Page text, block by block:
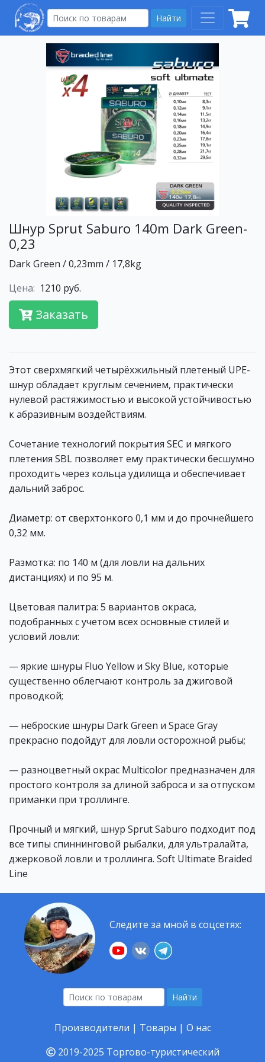
Найти
Шнур Sprut Saburo 140m Dark Green-
0,23
Dark Green / 0,23mm / 17,8kg
Цена: 1210 руб.
Заказать
Этот сверхмягкий четырёхжильный плетеный UPE-
шнур обладает круглым сечением, практически
нулевой растяжимостью и высокой устойчивостью
к абразивным воздействиям.
Сочетание технологий покрытия SEC и мягкого
плетения SBL позволяет ему практически бесшумно
проходить через кольца удилища и обеспечивает
дальний заброс.
Диаметр: от сверхтонкого 0,1 мм и до прочнейшего
0,32 мм.
Размотка: по 140 м (для ловли на дальних
дистанциях) и по 95 м.
Цветовая палитра: 5 вариантов окраса,
подобранных с учетом всех основные стилей и
условий ловли:
— яркие шнуры Fluo Yellow и Sky Blue, которые
существенно облегчают контроль за джиговой
проводкой;
— неброские шнуры Dark Green и Space Gray
прекрасно подойдут для ловли осторожной рыбы;
— разноцветный окрас Multicolor предназначен для
простого контроля за длиной заброса и за отпуском
приманки при троллинге.
Прочный и мягкий, шнур Sprut Saburo подходит под
все типы спиннинговой рыбалки, для ультралайта,
джерковой ловли и троллинга. Soft Ultimate Braided
Line
Следите за мной в соцсетях:
Найти
Производители | Товары | О нас
2019-2025 Торгово-туристический